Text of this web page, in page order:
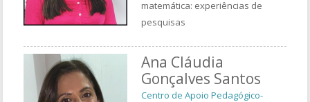
matemática: experiências de
pesquisas
Ana Cláudia
Gonçalves Santos
Centro de Apoio Pedagógico-